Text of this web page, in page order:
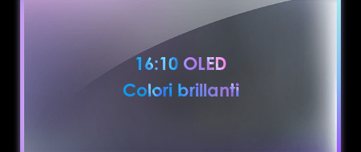
16:10 OLED
Colori brillanti